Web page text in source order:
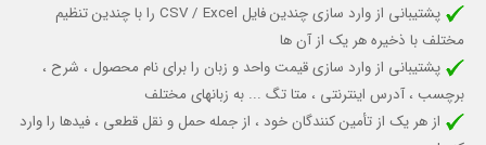
پشتیبانی از وارد سازی
چندین فایل CSV / Excel را با چندین تنظیم
مختلف با ذخیره هر یک از آن ها
پشتیبانی از وارد سازی قیمت واحد و زبان را برای نام محصول ، شرح ،
برچسب ، آدرس اینترنتی ، متا تگ ... به زبانهای مختلف
از هر یک از تأمین کنندگان خود ، از جمله حمل و نقل قطعی ، فیدها را وارد